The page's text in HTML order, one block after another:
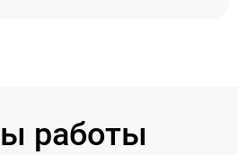
работы